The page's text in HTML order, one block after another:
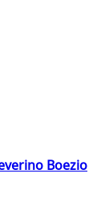
Boezio